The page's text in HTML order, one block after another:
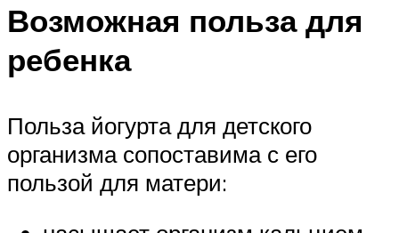
Возможная польза для
ребенка
Польза йогурта для детского
организма сопоставима с его
пользой для матери: